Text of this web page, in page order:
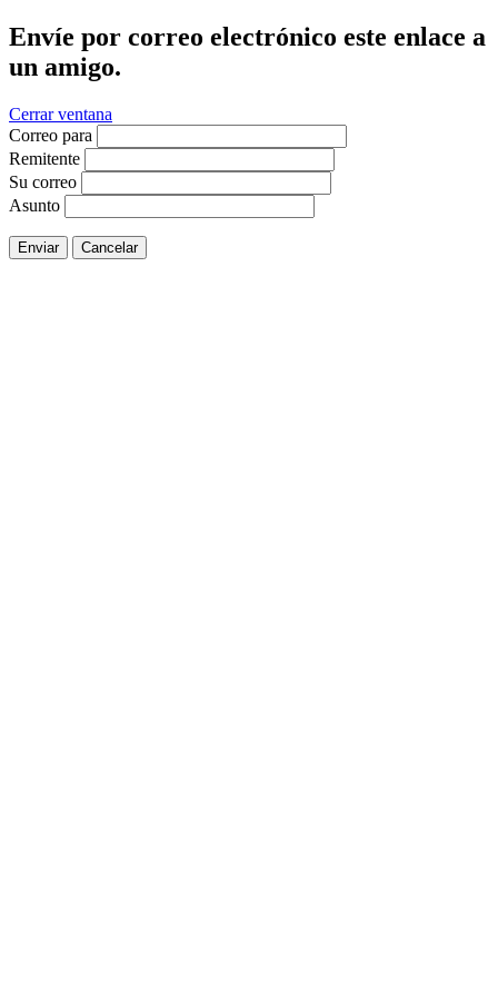
Envíe por correo electrónico este enlace a
un amigo.
Cerrar ventana
Correo para
Remitente
Su correo
Asunto
Enviar Cancelar